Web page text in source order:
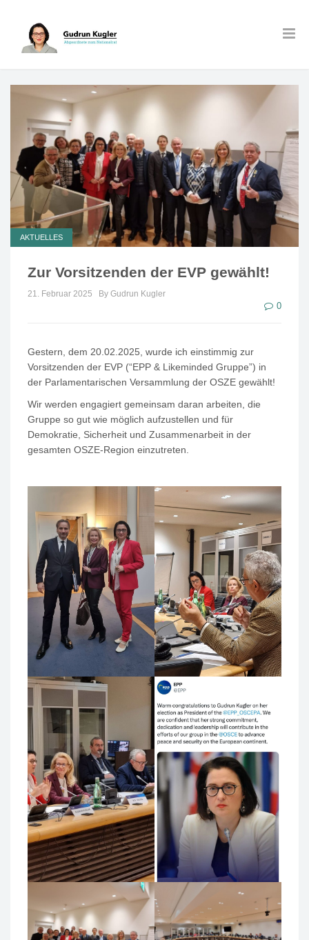
AKTUELLES
Zur Vorsitzenden der EVP gewählt!
21. Februar 2025 By Gudrun Kugler
0
Gestern, dem 20.02.2025, wurde ich einstimmig zur
Vorsitzenden der EVP (“EPP & Likeminded Gruppe”) in
der Parlamentarischen Versammlung der OSZE gewählt!
Wir werden engagiert gemeinsam daran arbeiten, die
Gruppe so gut wie möglich aufzustellen und für
Demokratie, Sicherheit und Zusammenarbeit in der
gesamten OSZE-Region einzutreten.